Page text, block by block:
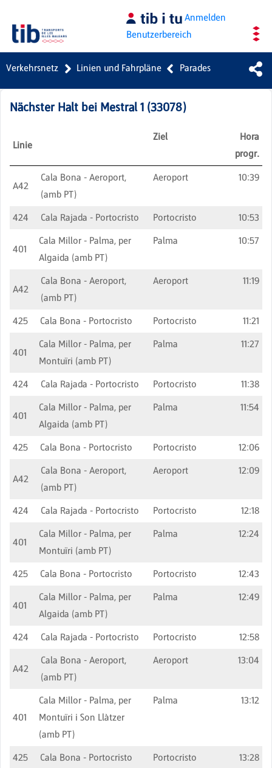
Anmelden
Benutzerbereich
Verkehrsnetz Linien und Fahrpläne Parades
Nächster Halt bei Mestral 1 (33078)
Linie
Ziel
Hora
progr.
A42
Cala Bona - Aeroport,
(amb PT)
Aeroport 10:39
424 Cala Rajada - Portocristo Portocristo 10:53
401
Cala Millor - Palma, per
Algaida (amb PT)
Palma 10:57
A42
Cala Bona - Aeroport,
(amb PT)
Aeroport 11:19
425 Cala Bona - Portocristo Portocristo 11:21
401
Cala Millor - Palma, per
Montuïri (amb PT)
Palma 11:27
424 Cala Rajada - Portocristo Portocristo 11:38
401
Cala Millor - Palma, per
Algaida (amb PT)
Palma 11:54
425 Cala Bona - Portocristo Portocristo 12:06
A42
Cala Bona - Aeroport,
(amb PT)
Aeroport 12:09
424 Cala Rajada - Portocristo Portocristo 12:18
401
Cala Millor - Palma, per
Montuïri (amb PT)
Palma 12:24
425 Cala Bona - Portocristo Portocristo 12:43
401
Cala Millor - Palma, per
Algaida (amb PT)
Palma 12:49
424 Cala Rajada - Portocristo Portocristo 12:58
A42
Cala Bona - Aeroport,
(amb PT)
Aeroport 13:04
401
Cala Millor - Palma, per
Montuïri i Son Llàtzer
(amb PT)
Palma 13:12
425 Cala Bona - Portocristo Portocristo 13:28